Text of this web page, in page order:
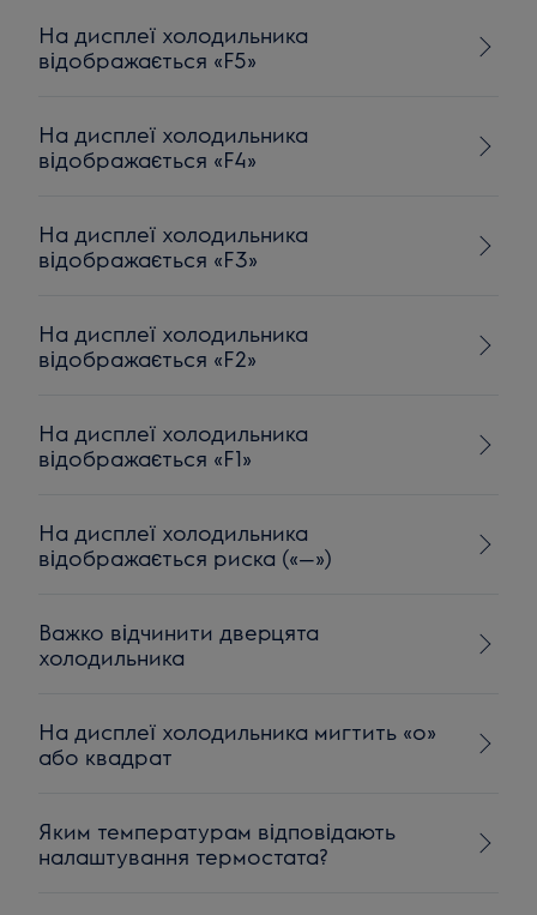
На дисплеї холодильника
відображається «F5»
На дисплеї холодильника
відображається «F4»
На дисплеї холодильника
відображається «F3»
На дисплеї холодильника
відображається «F2»
На дисплеї холодильника
відображається «F1»
На дисплеї холодильника
відображається риска («—»)
Важко відчинити дверцята
холодильника
На дисплеї холодильника мигтить «o»
або квадрат
Яким температурам відповідають
налаштування термостата?